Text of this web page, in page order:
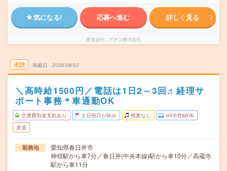
気になる! 応募へ進む 詳しく見る
派遣会社 アデコ株式会社
未読 掲載日 2026/08/07
＼高時給1500円／電話は1日2～3回♬経理サ
ポート事務＊車通勤OK
交通費別途支給あり 土日祝日が休み 残業なし WEB登録OK
派遣
勤務地
愛知県春日井市
神領駅から車7分／春日井(中央本線)駅から車10分／高蔵寺
駅から車11分